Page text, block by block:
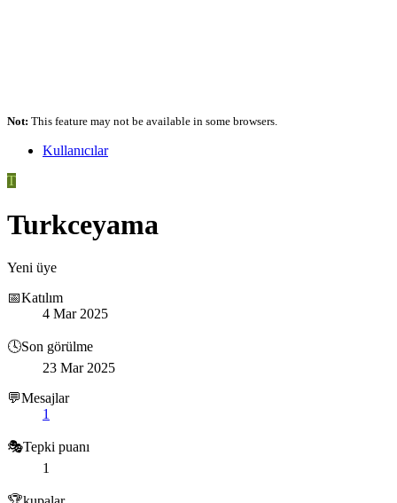
Not: This feature may not be available in some browsers.
Kullanıcılar
T
Turkceyama
Yeni üye
📅Katılım
4 Mar 2025
🕓Son görülme
23 Mar 2025
💬Mesajlar
1
🎭Tepki puanı
1